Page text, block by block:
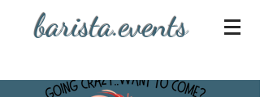
barista.events